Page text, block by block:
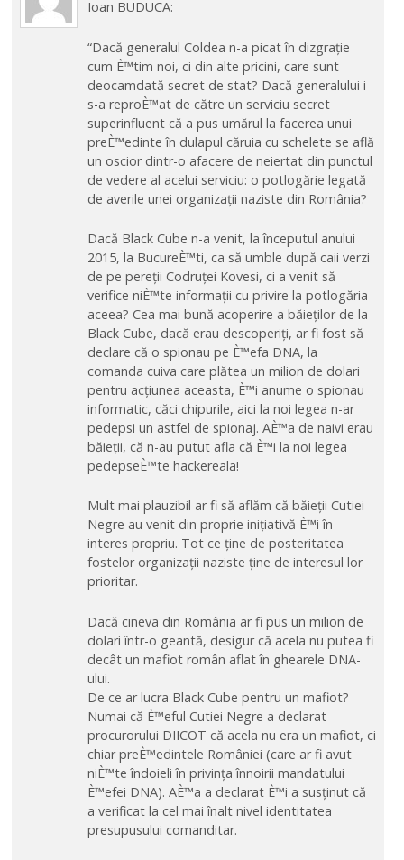
Ioan BUDUCA:
“Dacă generalul Coldea n-a picat în dizgrație
cum È™tim noi, ci din alte pricini, care sunt
deocamdată secret de stat? Dacă generalului i
s-a reproÈ™at de către un serviciu secret
superinfluent că a pus umărul la facerea unui
preÈ™edinte în dulapul căruia cu schelete se află
un oscior dintr-o afacere de neiertat din punctul
de vedere al acelui serviciu: o potlogărie legată
de averile unei organizații naziste din România?
Dacă Black Cube n-a venit, la începutul anului
2015, la BucureÈ™ti, ca să umble după caii verzi
de pe pereții Codruței Kovesi, ci a venit să
verifice niÈ™te informații cu privire la potlogăria
aceea? Cea mai bună acoperire a băieților de la
Black Cube, dacă erau descoperiți, ar fi fost să
declare că o spionau pe È™efa DNA, la
comanda cuiva care plătea un milion de dolari
pentru acțiunea aceasta, È™i anume o spionau
informatic, căci chipurile, aici la noi legea n-ar
pedepsi un astfel de spionaj. AÈ™a de naivi erau
băieții, că n-au putut afla că È™i la noi legea
pedepseÈ™te hackereala!
Mult mai plauzibil ar fi să aflăm că băieții Cutiei
Negre au venit din proprie inițiativă È™i în
interes propriu. Tot ce ține de posteritatea
fostelor organizații naziste ține de interesul lor
prioritar.
Dacă cineva din România ar fi pus un milion de
dolari într-o geantă, desigur că acela nu putea fi
decât un mafiot român aflat în ghearele DNA-
ului.
De ce ar lucra Black Cube pentru un mafiot?
Numai că È™eful Cutiei Negre a declarat
procurorului DIICOT că acela nu era un mafiot, ci
chiar preÈ™edintele României (care ar fi avut
niÈ™te îndoieli în privința înnoirii mandatului
È™efei DNA). AÈ™a a declarat È™i a susținut că
a verificat la cel mai înalt nivel identitatea
presupusului comanditar.